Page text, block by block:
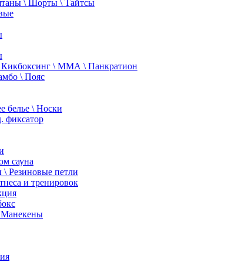
\ Шорты \ Тайтсы
Кикбоксинг \ ММА \ Панкратион
\ Пояс
белье \ Носки
фиксатор
сауна
Резиновые петли
и тренировок